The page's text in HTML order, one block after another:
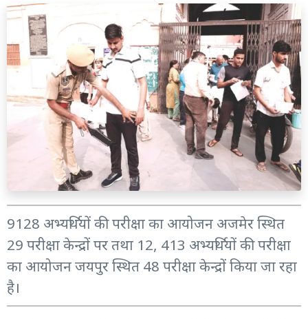
9128 अभ्यर्थियों की परीक्षा का आयोजन अजमेर स्थित
29 परीक्षा केन्द्रों पर तथा 12, 413 अभ्यर्थियों की परीक्षा
का आयोजन जयपुर स्थित 48 परीक्षा केन्द्रों किया जा रहा
है।